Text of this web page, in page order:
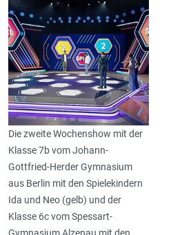
Die zweite Wochenshow mit der
Klasse 7b vom Johann-
Gottfried-Herder Gymnasium
aus Berlin mit den Spielekindern
Ida und Neo (gelb) und der
Klasse 6c vom Spessart-
Gymnasium Alzenau mit den